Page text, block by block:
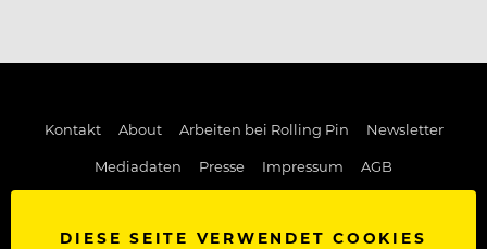
Kontakt About Arbeiten bei Rolling Pin
Newsletter
Mediadaten
Presse Impressum
AGB
DIESE SEITE VERWENDET COOKIES